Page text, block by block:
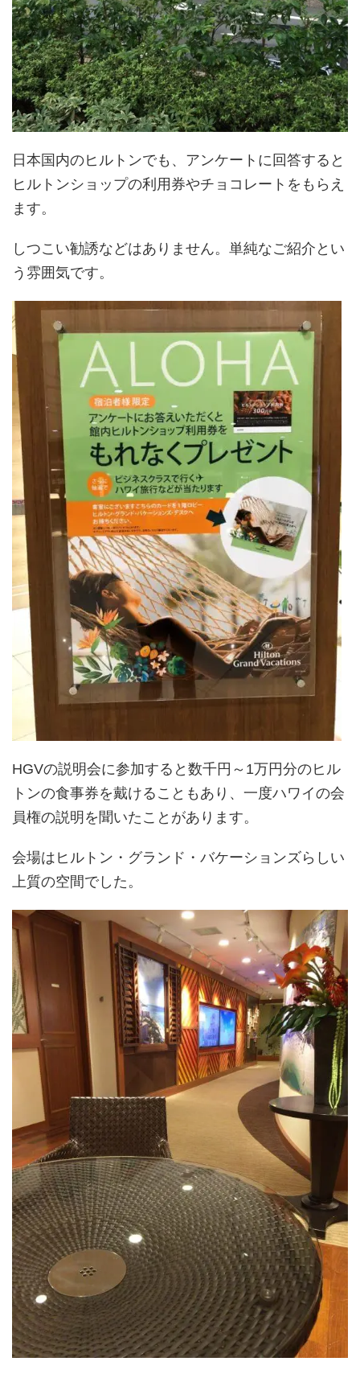
日本国内のヒルトンでも、アンケートに回答すると
ヒルトンショップの利用券やチョコレートをもらえ
ます。
しつこい勧誘などはありません。単純なご紹介とい
う雰囲気です。
HGVの説明会に参加すると数千円～1万円分のヒル
トンの食事券を戴けることもあり、一度ハワイの会
員権の説明を聞いたことがあります。
会場はヒルトン・グランド・バケーションズらしい
上質の空間でした。